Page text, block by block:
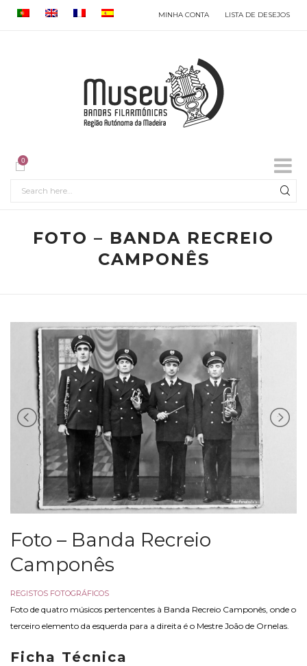
MINHA CONTA LISTA DE DESEJOS
0
FOTO – BANDA RECREIO
CAMPONÊS
Foto – Banda Recreio
Camponês
REGISTOS FOTOGRÁFICOS
Foto de quatro músicos pertencentes à Banda Recreio Camponês, onde o
terceiro elemento da esquerda para a direita é o Mestre João de Ornelas.
Ficha Técnica